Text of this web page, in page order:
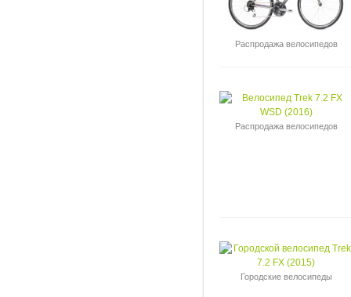
Распродажа велосипедов
Распродажа велосипедов
Городские велосипеды